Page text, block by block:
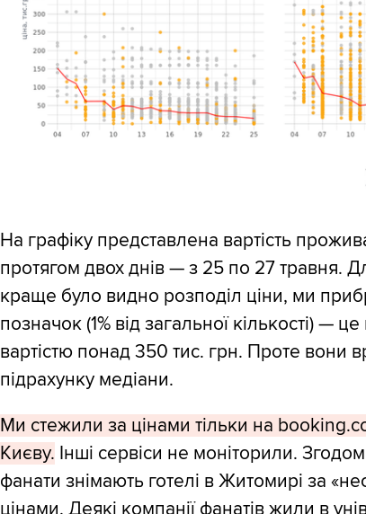
На графіку представлена вартість
протягом двох днів — з 25 по 27 травня.
краще було видно розподіл ціни, ми
позначок (1% від загальної кількості) —
вартістю понад 350 тис. грн. Проте вони
підрахунку медіани.
Ми стежили за цінами тільки на
Києву. Інші сервіси не моніторили.
фанати знімають готелі в Житомирі за
цінами. Деякі компанії фанатів жили в